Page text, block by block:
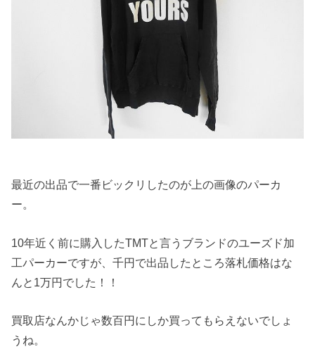
最近の出品で一番ビックリしたのが上の画像のパーカ
ー。
10年近く前に購入したTMTと言うブランドのユーズド加
工パーカーですが、千円で出品したところ落札価格はな
んと1万円でした！！
買取店なんかじゃ数百円にしか買ってもらえないでしょ
うね。